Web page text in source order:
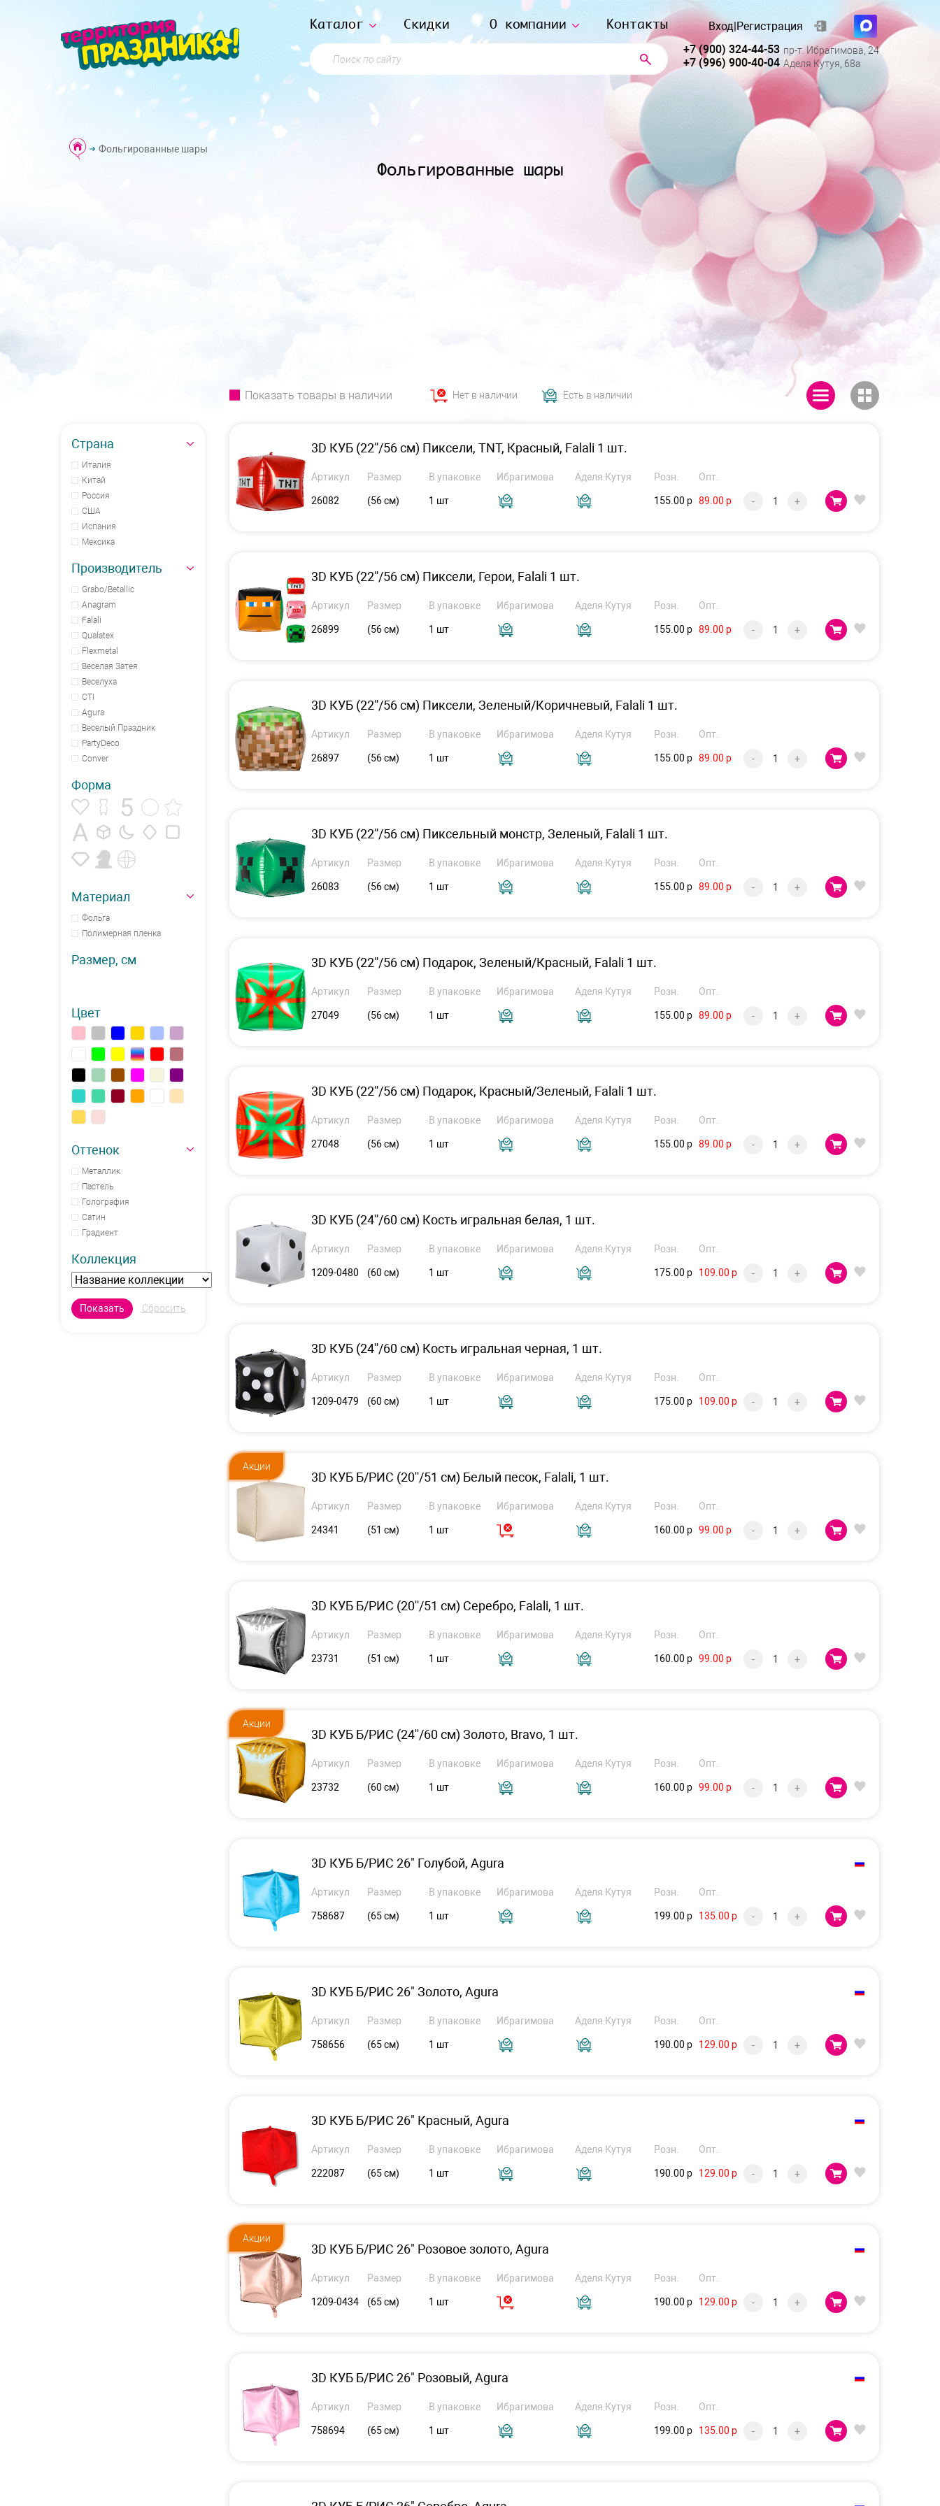
Каталог Скидки О компании Контакты
Поиск по сайту
Вход|Регистрация
+7 (900) 324-44-53 пр-т. Ибрагимова, 24
+7 (996) 900-40-04 Аделя Кутуя, 68а
Фольгированные шары
Фольгированные шары
Страна
Италия
Китай
Россия
США
Испания
Мексика
Производитель
Grabo/Betallic
Anagram
Falali
Qualatex
Flexmetal
Веселая Затея
Веселуха
CTI
Agura
Веселый Праздник
PartyDeco
Conver
Форма
Материал
Фольга
Полимерная пленка
Размер, см
Цвет
Оттенок
Металлик
Пастель
Голография
Сатин
Градиент
Коллекция
Показать товары в наличии Нет в наличии Есть в наличии
3D КУБ (22''/56 см) Пиксели, TNT, Красный, Falali 1 шт.
Артикул Размер В упаковке Ибрагимова Аделя Кутуя Розн. Опт.
26082 (56 см) 1 шт 155.00 р 89.00 р - +
3D КУБ (22''/56 см) Пиксели, Герои, Falali 1 шт.
Артикул Размер В упаковке Ибрагимова Аделя Кутуя Розн. Опт.
26899 (56 см) 1 шт 155.00 р 89.00 р - +
3D КУБ (22''/56 см) Пиксели, Зеленый/Коричневый, Falali 1 шт.
Артикул Размер В упаковке Ибрагимова Аделя Кутуя Розн. Опт.
26897 (56 см) 1 шт 155.00 р 89.00 р - +
3D КУБ (22''/56 см) Пиксельный монстр, Зеленый, Falali 1 шт.
Артикул Размер В упаковке Ибрагимова Аделя Кутуя Розн. Опт.
26083 (56 см) 1 шт 155.00 р 89.00 р - +
3D КУБ (22''/56 см) Подарок, Зеленый/Красный, Falali 1 шт.
Артикул Размер В упаковке Ибрагимова Аделя Кутуя Розн. Опт.
27049 (56 см) 1 шт 155.00 р 89.00 р - +
3D КУБ (22''/56 см) Подарок, Красный/Зеленый, Falali 1 шт.
Артикул Размер В упаковке Ибрагимова Аделя Кутуя Розн. Опт.
27048 (56 см) 1 шт 155.00 р 89.00 р - +
3D КУБ (24''/60 см) Кость игральная белая, 1 шт.
Артикул Размер В упаковке Ибрагимова Аделя Кутуя Розн. Опт.
1209-0480 (60 см) 1 шт 175.00 р 109.00 р - +
3D КУБ (24''/60 см) Кость игральная черная, 1 шт.
Артикул Размер В упаковке Ибрагимова Аделя Кутуя Розн. Опт.
1209-0479 (60 см) 1 шт 175.00 р 109.00 р - +
3D КУБ Б/РИС (20''/51 см) Белый песок, Falali, 1 шт.
Артикул Размер В упаковке Ибрагимова Аделя Кутуя Розн. Опт.
24341 (51 см) 1 шт 160.00 р 99.00 р - +
Акции
3D КУБ Б/РИС (20''/51 см) Серебро, Falali, 1 шт.
Артикул Размер В упаковке Ибрагимова Аделя Кутуя Розн. Опт.
23731 (51 см) 1 шт 160.00 р 99.00 р - +
3D КУБ Б/РИС (24''/60 см) Золото, Bravo, 1 шт.
Артикул Размер В упаковке Ибрагимова Аделя Кутуя Розн. Опт.
23732 (60 см) 1 шт 160.00 р 99.00 р - +
Акции
3D КУБ Б/РИС 26" Голубой, Agura
Артикул Размер В упаковке Ибрагимова Аделя Кутуя Розн. Опт.
758687 (65 см) 1 шт 199.00 р 135.00 р - +
3D КУБ Б/РИС 26" Золото, Agura
Артикул Размер В упаковке Ибрагимова Аделя Кутуя Розн. Опт.
758656 (65 см) 1 шт 190.00 р 129.00 р - +
3D КУБ Б/РИС 26" Красный, Agura
Артикул Размер В упаковке Ибрагимова Аделя Кутуя Розн. Опт.
222087 (65 см) 1 шт 190.00 р 129.00 р - +
3D КУБ Б/РИС 26" Розовое золото, Agura
Артикул Размер В упаковке Ибрагимова Аделя Кутуя Розн. Опт.
1209-0434 (65 см) 1 шт 190.00 р 129.00 р - +
Акции
3D КУБ Б/РИС 26" Розовый, Agura
Артикул Размер В упаковке Ибрагимова Аделя Кутуя Розн. Опт.
758694 (65 см) 1 шт 199.00 р 135.00 р - +